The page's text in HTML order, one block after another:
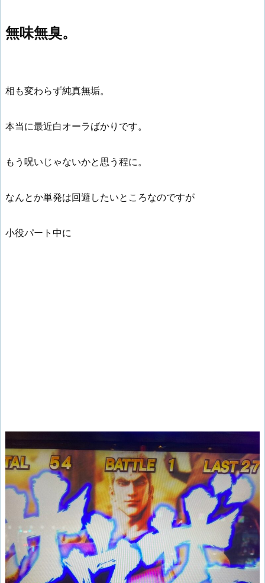
無味無臭。
相も変わらず純真無垢。
本当に最近白オーラばかりです。
もう呪いじゃないかと思う程に。
なんとか単発は回避したいところなのですが
小役パート中に